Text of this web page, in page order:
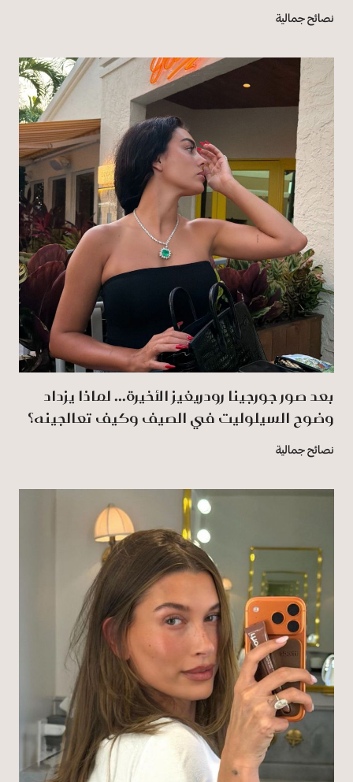
نصائح جمالية
بعد صور جورجينا رودريغيز الأخيرة... لماذا يزداد
وضوح السيلوليت في الصيف وكيف تعالجينه؟
نصائح جمالية